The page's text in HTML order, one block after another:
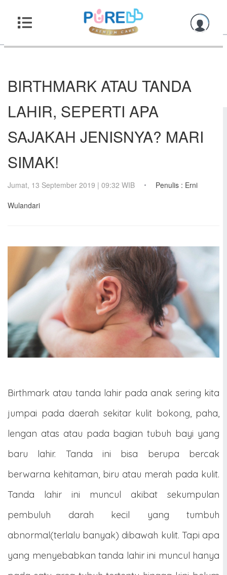
BIRTHMARK ATAU TANDA
LAHIR, SEPERTI APA
SAJAKAH JENISNYA? MARI
SIMAK!
Jumat, 13 September 2019 | 09:32 WIB
Penulis : Erni
Wulandari
Birthmark atau tanda lahir pada anak sering kita
jumpai pada daerah sekitar kulit bokong, paha,
lengan atas atau pada bagian tubuh bayi yang
baru lahir. Tanda ini bisa berupa bercak
berwarna kehitaman, biru atau merah pada kulit.
Tanda lahir ini muncul akibat sekumpulan
pembuluh darah kecil yang tumbuh
abnormal(terlalu banyak) dibawah kulit. Tapi apa
yang menyebabkan tanda lahir ini muncul hanya